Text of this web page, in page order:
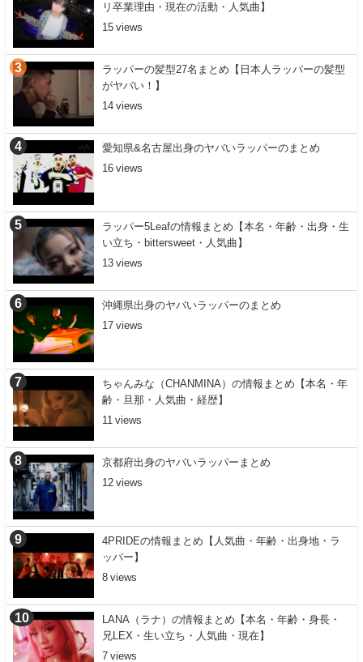
リ卒業理由・現在の活動・人気曲】
15
ラッパーの髪型27名まとめ【日本人ラッパーの髪型
がヤバい！】
14
愛知県&名古屋出身のヤバいラッパーのまとめ
16
ラッパー5Leafの情報まとめ【本名・年齢・出身・生
い立ち・bittersweet・人気曲】
13
沖縄県出身のヤバいラッパーのまとめ
17
ちゃんみな（CHANMINA）の情報まとめ【本名・年
齢・旦那・人気曲・経歴】
11
京都府出身のヤバいラッパーまとめ
12
4PRIDEの情報まとめ【人気曲・年齢・出身地・ラ
ッパー】
8
LANA（ラナ）の情報まとめ【本名・年齢・身長・
兄LEX・生い立ち・人気曲・現在】
7